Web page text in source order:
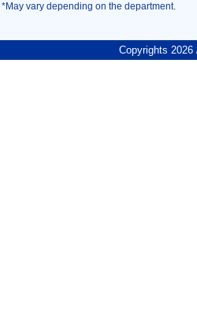
*May vary depending on the department.
Copyrights 2026